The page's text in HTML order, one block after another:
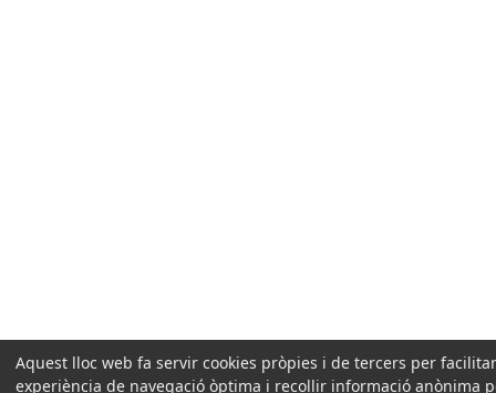
Aquest lloc web fa servir cookies pròpies i de tercers per
experiència de navegació òptima i recollir informació anònima